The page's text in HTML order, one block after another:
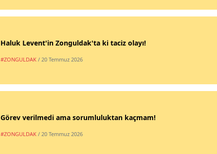
Haluk Levent'in Zonguldak'ta ki taciz olayı!
#ZONGULDAK / 20 Temmuz 2026
Görev verilmedi ama sorumluluktan kaçmam!
#ZONGULDAK / 20 Temmuz 2026